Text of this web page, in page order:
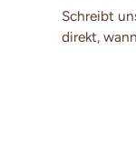
Schreibt
direkt,